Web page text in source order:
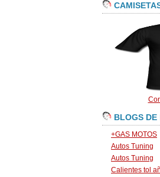
BLOGS DE
+GAS MOTOS
Autos Tuning
Autos Tuning
Calientes tol